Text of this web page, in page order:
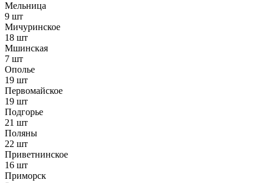
Мельница
9 шт
Мичуринское
18 шт
Мшинская
7 шт
Ополье
19 шт
Первомайское
19 шт
Подгорье
21 шт
Поляны
22 шт
Приветнинское
16 шт
Приморск